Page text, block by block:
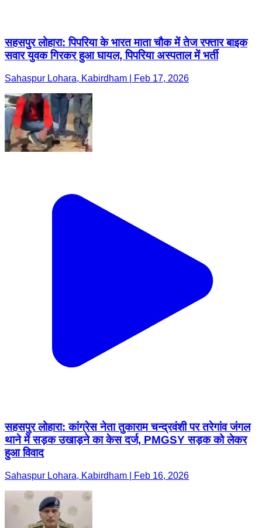
सहसपुर लोहारा: पिपरिया के भारत माता चौक में तेज रफ्तार बाइक
सवार युवक गिरकर हुआ घायल, पिपरिया अस्पताल में भर्ती
Sahaspur Lohara, Kabirdham | Feb 17, 2026
सहसपुर लोहारा: कांग्रेस नेता तुकाराम चन्द्रवंशी पर तरेगांव जंगल
थाने में सड़क उखाड़ने का केस दर्ज, PMGSY सड़क को लेकर
हुआ विवाद
Sahaspur Lohara, Kabirdham | Feb 16, 2026